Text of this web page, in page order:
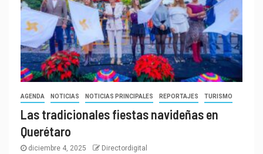
AGENDA NOTICIAS NOTICIAS PRINCIPALES REPORTAJES TURISMO
Las tradicionales fiestas navideñas en
Querétaro
diciembre 4, 2025 Directordigital